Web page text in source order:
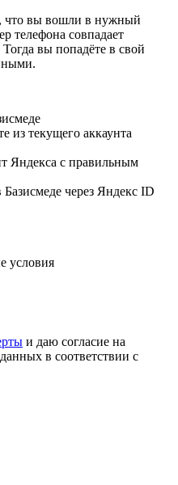
что вы вошли в нужный
телефона совпадает
вы попадёте в свой
из текущего аккаунта
Яндекса с правильным
через Яндекс ID
условия
и даю согласие на
в соответствии с